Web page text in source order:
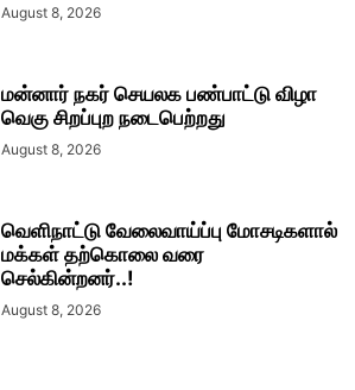
August 8, 2026
மன்னார் நகர் செயலக பண்பாட்டு விழா
வெகு சிறப்புற நடைபெற்றது
August 8, 2026
வெளிநாட்டு வேலைவாய்ப்பு மோசடிகளால்
மக்கள் தற்கொலை வரை
செல்கின்றனர்..!
August 8, 2026